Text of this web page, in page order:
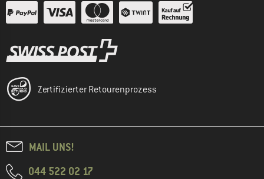
Zertifizierter Retourenprozess
MAIL UNS!
044 522 02 17